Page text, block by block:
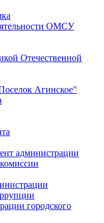
ОМСУ
Отечественной
Агинское"
администрации
городского